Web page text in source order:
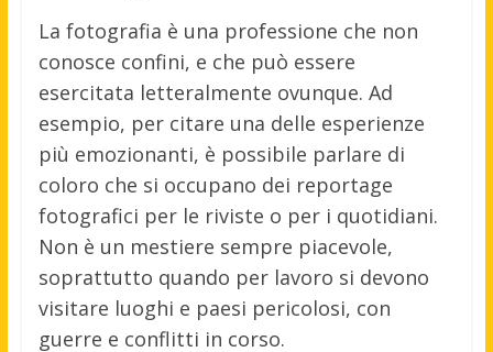
La fotografia è una professione che non
conosce confini, e che può essere
esercitata letteralmente ovunque. Ad
esempio, per citare una delle esperienze
più emozionanti, è possibile parlare di
coloro che si occupano dei reportage
fotografici per le riviste o per i quotidiani.
Non è un mestiere sempre piacevole,
soprattutto quando per lavoro si devono
visitare luoghi e paesi pericolosi, con
guerre e conflitti in corso.